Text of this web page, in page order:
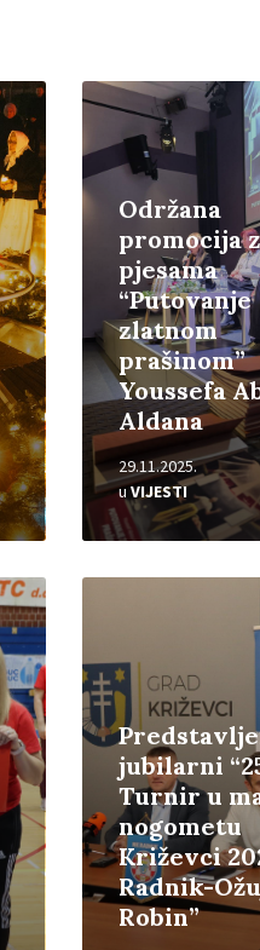
Održana
promocija
pjesama
“Putovanje
zlatnom
prašinom”
Youssefa
Aldana
29.11.2025.
uVIJESTI
Pročitajte
više
jubilarni
Turnir u
nogometu
Križevci
Radnik-
Robin”
Pročitajte